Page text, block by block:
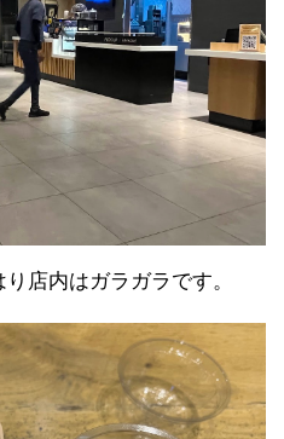
店内はガラガラです。